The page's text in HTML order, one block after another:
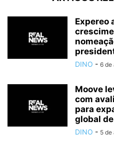
Expereo
DINO - 6 de
Moove
com
para
global
DINO - 5 de